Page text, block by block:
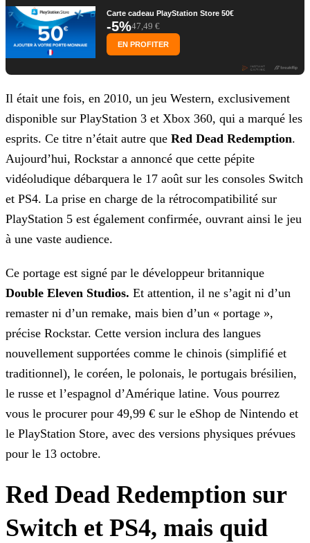
Carte cadeau PlayStation Store 50€
-5%47,49 €
EN PROFITER
Il était une fois, en 2010, un jeu Western, exclusivement
disponible sur PlayStation 3 et Xbox 360, qui a marqué les
esprits. Ce titre n’était autre que Red Dead Redemption.
Aujourd’hui, Rockstar a annoncé que cette pépite
vidéoludique débarquera le 17 août sur les consoles Switch
et PS4. La prise en charge de la rétrocompatibilité sur
PlayStation 5 est également confirmée, ouvrant ainsi le jeu
à une vaste audience.
Ce portage est signé par le développeur britannique
Double Eleven Studios. Et attention, il ne s’agit ni d’un
remaster ni d’un remake, mais bien d’un « portage »,
précise Rockstar. Cette version inclura des langues
nouvellement supportées comme le chinois (simplifié et
traditionnel), le coréen, le polonais, le portugais brésilien,
le russe et l’espagnol d’Amérique latine. Vous pourrez
vous le procurer pour 49,99 € sur le eShop de Nintendo et
le PlayStation Store, avec des versions physiques prévues
pour le 13 octobre.
Red Dead Redemption sur
Switch et PS4, mais quid